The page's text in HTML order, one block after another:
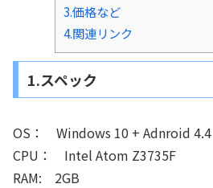
3.価格など
4.関連リンク
1.スペック
OS： Windows 10 + Adnroid 4.4
CPU： Intel Atom Z3735F
RAM: 2GB